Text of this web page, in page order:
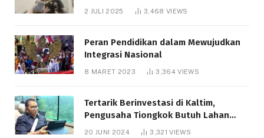
Bantuan Pendidikan Gratispol
2 JULI 2025 3,468 VIEWS
Peran Pendidikan dalam Mewujudkan
Integrasi Nasional
8 MARET 2023 3,364VIEWS
Tertarik Berinvestasi di Kaltim,
Pengusaha Tiongkok Butuh Lahan
1.000 Hektare
20 JUNI 2024 3,321VIEWS